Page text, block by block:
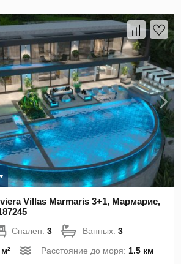
Villas Marmaris 3+1, Мармарис,
Спален:3 Ванных:3
Расстояние до моря:1.5 км